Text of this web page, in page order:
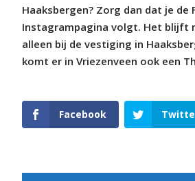
Haaksbergen? Zorg dan dat je de
Instagrampagina volgt. Het blijft
alleen bij de vestiging in
komt er in Vriezenveen ook een
Facebook